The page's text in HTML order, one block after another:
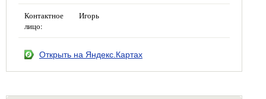
Контактное
лицо:
Игорь
Открыть на Яндекс.Картах